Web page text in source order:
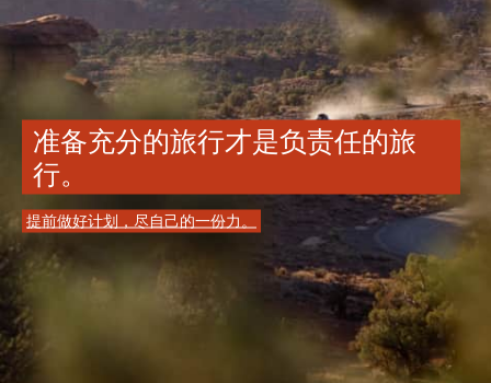
准备充分的旅行才是负责任的旅
行。
提前做好计划，尽自己的一份力。